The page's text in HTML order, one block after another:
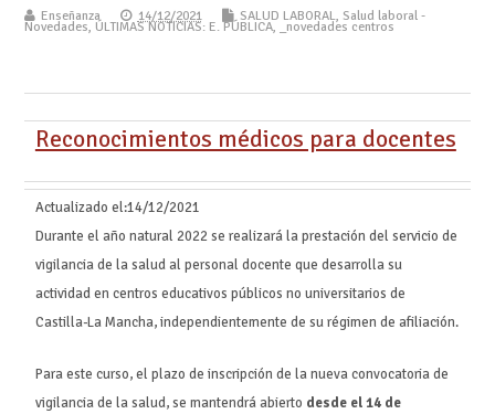
Enseñanza 14/12/2021 SALUD LABORAL, Salud laboral -
Novedades, ÚLTIMAS NOTICIAS: E. PÚBLICA, _novedades centros
Reconocimientos médicos para docentes
Actualizado el:14/12/2021
Durante el año natural 2022 se realizará la prestación del servicio de
vigilancia de la salud al personal docente que desarrolla su
actividad en centros educativos públicos no universitarios de
Castilla-La Mancha, independientemente de su régimen de afiliación.
Para este curso, el plazo de inscripción de la nueva convocatoria de
vigilancia de la salud, se mantendrá abierto desde el 14 de